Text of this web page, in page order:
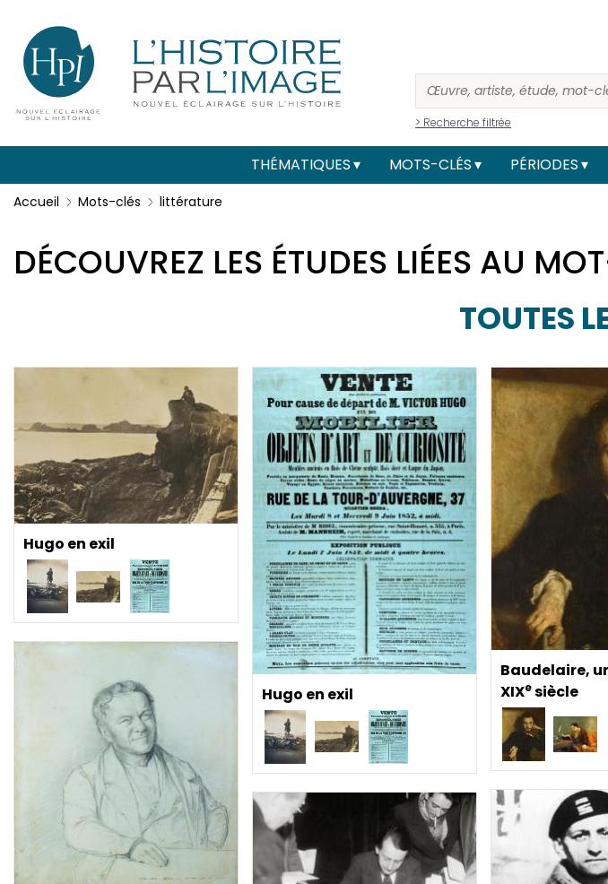
> Recherche filtrée
Menu
secondaire
(header)
Main
navigation
THÉMATIQUES MOTS-CLÉS PÉRIODES
Accueil Mots-clés littérature
DÉCOUVREZ LES ÉTUDES LIÉES AU
TOUTES
Hugo en exil
Hugo en exil
Baudelaire,
XIXesiècle